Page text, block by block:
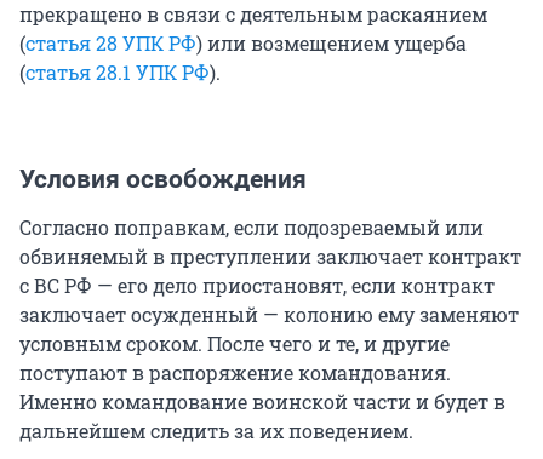
прекращено в связи с деятельным раскаянием
(статья 28 УПК РФ) или возмещением ущерба
(статья 28.1 УПК РФ).
Условия освобождения
Согласно поправкам, если подозреваемый или
обвиняемый в преступлении заключает контракт
с ВС РФ — его дело приостановят, если контракт
заключает осужденный — колонию ему заменяют
условным сроком. После чего и те, и другие
поступают в распоряжение командования.
Именно командование воинской части и будет в
дальнейшем следить за их поведением.